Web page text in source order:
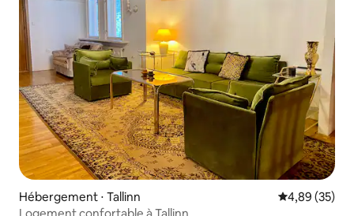
Hébergement ⋅ Tallinn Évaluation
4,89 (35)